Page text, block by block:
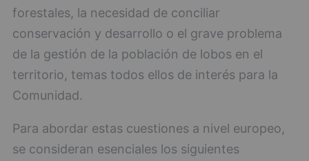
forestales, la necesidad de conciliar
conservación y desarrollo o el grave problema
de la gestión de la población de lobos en el
territorio, temas todos ellos de interés para la
Comunidad.
Para abordar estas cuestiones a nivel europeo,
se consideran esenciales los siguientes